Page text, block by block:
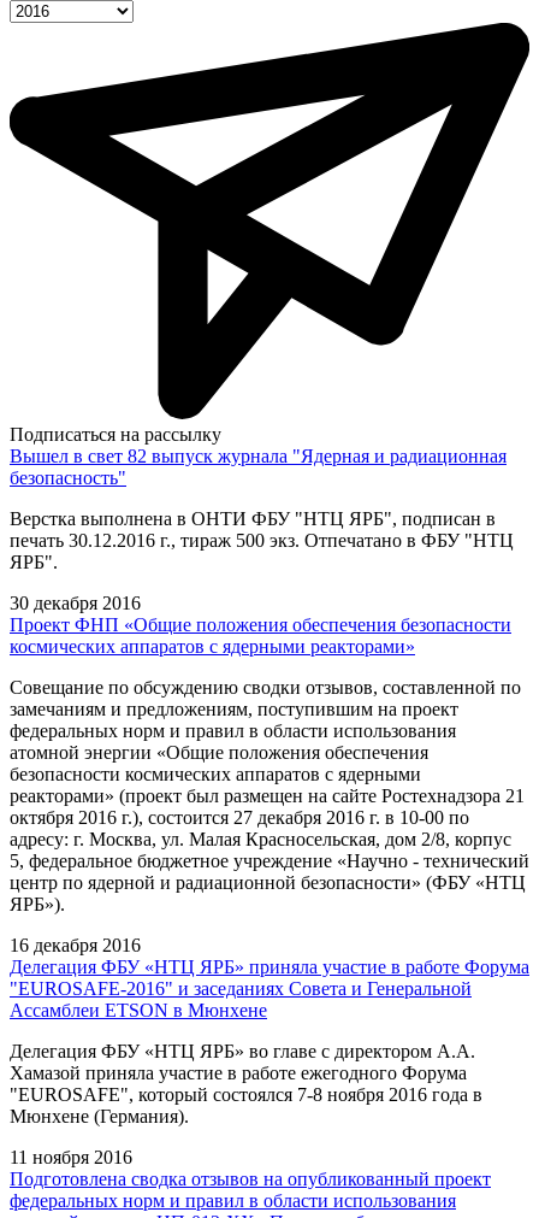
Подписаться на рассылку
Вышел в свет 82 выпуск журнала "Ядерная и радиационная
безопасность"
Верстка выполнена в ОНТИ ФБУ "НТЦ ЯРБ", подписан в
печать 30.12.2016 г., тираж 500 экз. Отпечатано в ФБУ "НТЦ
ЯРБ".
30 декабря 2016
Проект ФНП «Общие положения обеспечения безопасности
космических аппаратов с ядерными реакторами»
Совещание по обсуждению сводки отзывов, составленной по
замечаниям и предложениям, поступившим на проект
федеральных норм и правил в области использования
атомной энергии «Общие положения обеспечения
безопасности космических аппаратов с ядерными
реакторами» (проект был размещен на сайте Ростехнадзора 21
октября 2016 г.), состоится 27 декабря 2016 г. в 10-00 по
адресу: г. Москва, ул. Малая Красносельская, дом 2/8, корпус
5, федеральное бюджетное учреждение «Научно - технический
центр по ядерной и радиационной безопасности» (ФБУ «НТЦ
ЯРБ»).
16 декабря 2016
Делегация ФБУ «НТЦ ЯРБ» приняла участие в работе Форума
"EUROSAFE-2016" и заседаниях Совета и Генеральной
Ассамблеи ETSON в Мюнхене
Делегация ФБУ «НТЦ ЯРБ» во главе с директором А.А.
Хамазой приняла участие в работе ежегодного Форума
"EUROSAFE", который состоялся 7-8 ноября 2016 года в
Мюнхене (Германия).
11 ноября 2016
Подготовлена сводка отзывов на опубликованный проект
федеральных норм и правил в области использования